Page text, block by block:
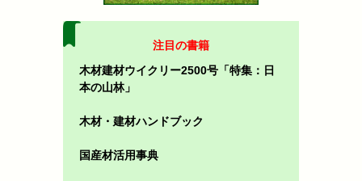
注目の書籍
木材建材ウイクリー2500号「特集：日
本の山林」
木材・建材ハンドブック
国産材活用事典